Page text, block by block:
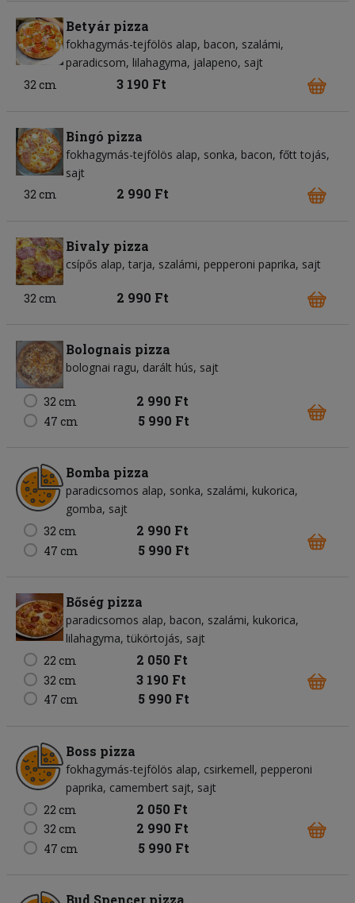
Betyár pizza
fokhagymás-tejfölös alap bacon szalámi
paradicsom lilahagyma jalapeno sajt
32 cm
3 190 Ft
Bingó pizza
fokhagymás-tejfölös alap sonka bacon főtt tojás
sajt
32 cm
2 990 Ft
Bivaly pizza
csípős alap tarja szalámi pepperoni paprika sajt
32 cm 2 990 Ft
Bolognais pizza
bolognai ragu darált hús sajt
32 cm 2 990 Ft
47 cm 5 990 Ft
Bomba pizza
paradicsomos alap sonka szalámi kukorica
gomba sajt
32 cm
2 990 Ft
47 cm 5 990 Ft
Bőség pizza
paradicsomos alap bacon szalámi kukorica
lilahagyma tükörtojás sajt
22 cm
2 050 Ft
32 cm 3 190 Ft
47 cm 5 990 Ft
Boss pizza
fokhagymás-tejfölös alap csirkemell pepperoni
paprika camembert sajt sajt
22 cm
2 050 Ft
32 cm 2 990 Ft
47 cm 5 990 Ft